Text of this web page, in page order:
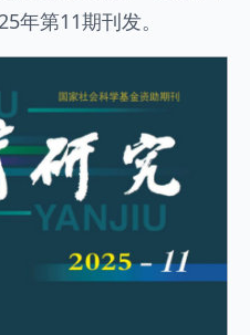
年第11期刊发。